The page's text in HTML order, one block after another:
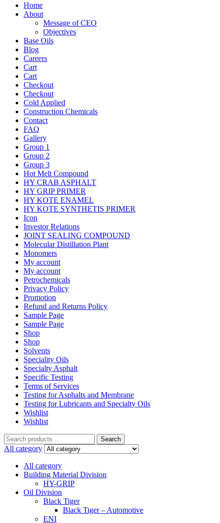
Home
About
Message of CEO
Objectives
Base Oils
Blog
Careers
Cart
Cart
Checkout
Checkout
Cold Applied
Construction Chemicals
Contact
FAQ
Gallery
Group 1
Group 2
Group 3
Hot Melt Compound
HY CRAB ASPHALT
HY GRIP PRIMER
HY KOTE ENAMEL
HY KOTE SYNTHETIS PRIMER
Icon
Investor Relations
JOINT SEALING COMPOUND
Molecular Distillation Plant
Monomers
My account
My account
Petrochemicals
Privacy Policy
Promotion
Refund and Returns Policy
Sample Page
Sample Page
Shop
Shop
Solvents
Speciality Oils
Specialty Asphalt
Specific Testing
Terms of Services
Testing for Asphalts and Membrane
Testing for Lubricants and Specialty Oils
Wishlist
Wishlist
Search
for:
Search
All category
All category
Building Material Division
HY-GRIP
Oil Division
Black Tiger
Black Tiger – Automotive
ENI